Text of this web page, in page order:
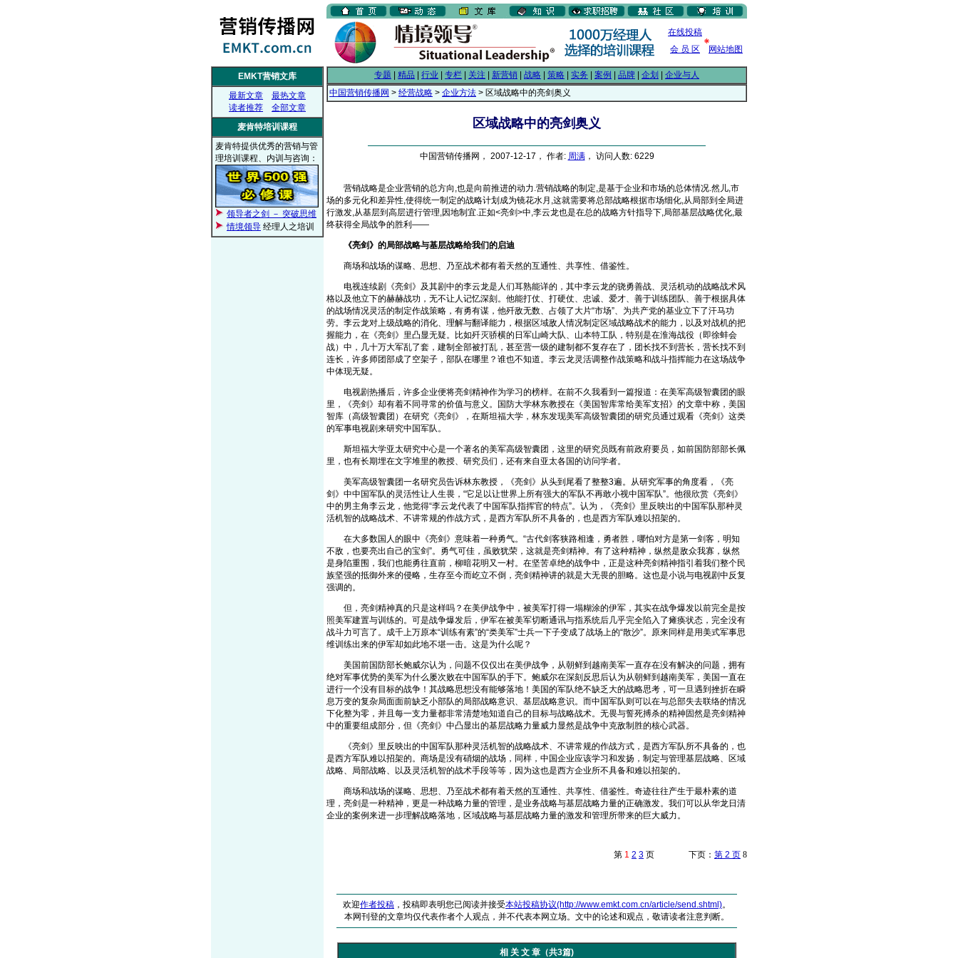
在线投稿
会 员 区
网站地图
EMKT营销文库
最新文章
最热文章
读者推荐
全部文章
麦肯特培训课程
麦肯特提供优秀的营销与管
理培训课程、内训与咨询：
领导者之剑 － 突破思维
情境领导 经理人之培训
专题 精品 行业 专栏 关注 新营销 战略 策略 实务 案例 品牌 企划
企业与人
中国营销传播网 > 经营战略 > 企业方法 > 区域战略中的亮剑奥义
区域战略中的亮剑奥义
中国营销传播网， 2007-12-17， 作者: 周满， 访问人数: 6229
营销战略是企业营销的总方向,也是向前推进的动力.营销战略的制定,是基于企业和市场的总体情况.然儿,市
场的多元化和差异性,使得统一制定的战略计划成为镜花水月,这就需要将总部战略根据市场细化,从局部到全局进
行激发,从基层到高层进行管理,因地制宜.正如<亮剑>中,李云龙也是在总的战略方针指导下,局部基层战略优化,最
终获得全局战争的胜利——
《亮剑》的局部战略与基层战略给我们的启迪
商场和战场的谋略、思想、乃至战术都有着天然的互通性、共享性、借鉴性。
电视连续剧《亮剑》及其剧中的李云龙是人们耳熟能详的，其中李云龙的骁勇善战、灵活机动的战略战术风
格以及他立下的赫赫战功，无不让人记忆深刻。他能打仗、打硬仗、忠诚、爱才、善于训练团队、善于根据具体
的战场情况灵活的制定作战策略，有勇有谋，他歼敌无数、占领了大片“市场”、为共产党的基业立下了汗马功
劳。李云龙对上级战略的消化、理解与翻译能力，根据区域敌人情况制定区域战略战术的能力，以及对战机的把
握能力，在《亮剑》里凸显无疑。比如歼灭骄横的日军山崎大队、山本特工队，特别是在淮海战役（即徐蚌会
战）中，几十万大军乱了套，建制全部被打乱，甚至营一级的建制都不复存在了，团长找不到营长，营长找不到
连长，许多师团部成了空架子，部队在哪里？谁也不知道。李云龙灵活调整作战策略和战斗指挥能力在这场战争
中体现无疑。
电视剧热播后，许多企业便将亮剑精神作为学习的榜样。在前不久我看到一篇报道：在美军高级智囊团的眼
里，《亮剑》却有着不同寻常的价值与意义。国防大学林东教授在《美国智库常给美军支招》的文章中称，美国
智库（高级智囊团）在研究《亮剑》，在斯坦福大学，林东发现美军高级智囊团的研究员通过观看《亮剑》这类
的军事电视剧来研究中国军队。
斯坦福大学亚太研究中心是一个著名的美军高级智囊团，这里的研究员既有前政府要员，如前国防部部长佩
里，也有长期埋在文字堆里的教授、研究员们，还有来自亚太各国的访问学者。
美军高级智囊团一名研究员告诉林东教授，《亮剑》从头到尾看了整整3遍。从研究军事的角度看，《亮
剑》中中国军队的灵活性让人生畏，“它足以让世界上所有强大的军队不再敢小视中国军队”。他很欣赏《亮剑》
中的男主角李云龙，他觉得“李云龙代表了中国军队指挥官的特点”。认为，《亮剑》里反映出的中国军队那种灵
活机智的战略战术、不讲常规的作战方式，是西方军队所不具备的，也是西方军队难以招架的。
在大多数国人的眼中《亮剑》意味着一种勇气。“古代剑客狭路相逢，勇者胜，哪怕对方是第一剑客，明知
不敌，也要亮出自己的宝剑”。勇气可佳，虽败犹荣，这就是亮剑精神。有了这种精神，纵然是敌众我寡，纵然
是身陷重围，我们也能勇往直前，柳暗花明又一村。在坚苦卓绝的战争中，正是这种亮剑精神指引着我们整个民
族坚强的抵御外来的侵略，生存至今而屹立不倒，亮剑精神讲的就是大无畏的胆略。这也是小说与电视剧中反复
强调的。
但，亮剑精神真的只是这样吗？在美伊战争中，被美军打得一塌糊涂的伊军，其实在战争爆发以前完全是按
照美军建置与训练的。可是战争爆发后，伊军在被美军切断通讯与指系统后几乎完全陷入了瘫痪状态，完全没有
战斗力可言了。成千上万原本“训练有素”的“类美军”士兵一下子变成了战场上的“散沙”。原来同样是用美式军事思
维训练出来的伊军却如此地不堪一击。这是为什么呢？
美国前国防部长鲍威尔认为，问题不仅仅出在美伊战争，从朝鲜到越南美军一直存在没有解决的问题，拥有
绝对军事优势的美军为什么屡次败在中国军队的手下。鲍威尔在深刻反思后认为从朝鲜到越南美军，美国一直在
进行一个没有目标的战争！其战略思想没有能够落地！美国的军队绝不缺乏大的战略思考，可一旦遇到挫折在瞬
息万变的复杂局面面前缺乏小部队的局部战略意识、基层战略意识。而中国军队则可以在与总部失去联络的情况
下化整为零，并且每一支力量都非常清楚地知道自己的目标与战略战术。无畏与誓死搏杀的精神固然是亮剑精神
中的重要组成部分，但《亮剑》中凸显出的基层战略力量威力显然是战争中克敌制胜的核心武器。
《亮剑》里反映出的中国军队那种灵活机智的战略战术、不讲常规的作战方式，是西方军队所不具备的，也
是西方军队难以招架的。商场是没有硝烟的战场，同样，中国企业应该学习和发扬，制定与管理基层战略、区域
战略、局部战略、以及灵活机智的战术手段等等，因为这也是西方企业所不具备和难以招架的。
商场和战场的谋略、思想、乃至战术都有着天然的互通性、共享性、借鉴性。奇迹往往产生于最朴素的道
理，亮剑是一种精神，更是一种战略力量的管理，是业务战略与基层战略力量的正确激发。我们可以从华龙日清
企业的案例来进一步理解战略落地，区域战略与基层战略力量的激发和管理所带来的巨大威力。
第 1 2 3 页 下页： 第 2 页 8
欢迎作者投稿 ，投稿即表明您已阅读并接受本站投稿协议(http://www.emkt.com.cn/article/send.shtml)。
本网刊登的文章均仅代表作者个人观点，并不代表本网立场。文中的论述和观点，敬请读者注意判断。
相 关 文 章（共3篇)